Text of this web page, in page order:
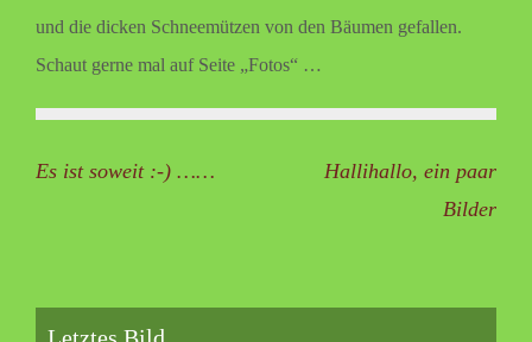
und die dicken Schneemützen von den Bäumen gefallen.
Schaut gerne mal auf Seite „Fotos“ …
Beitragsnavigation
Es ist soweit :-) ……
Hallihallo, ein paar
Bilder